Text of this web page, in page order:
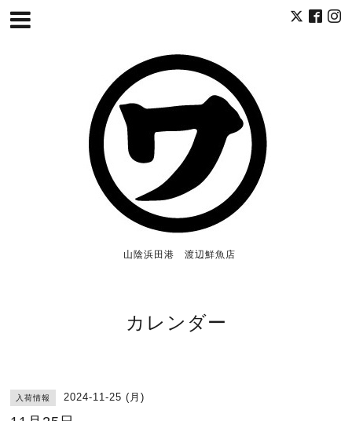
山陰浜田港 渡辺鮮魚店
カレンダー
入荷情報 2024-11-25 (月)